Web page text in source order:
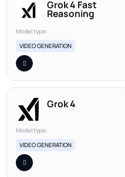
Grok 4 Fast
Reasoning
Model type:
VIDEO GENERATION
Grok 4
Model type:
VIDEO GENERATION